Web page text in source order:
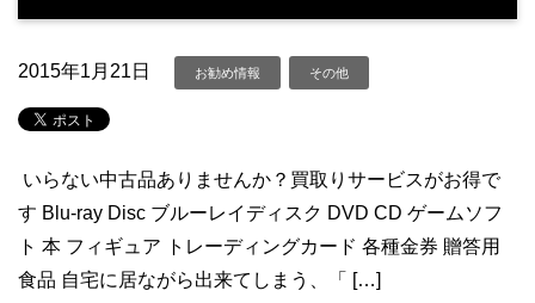
2015年1月21日 お勧め情報 その他
いらない中古品ありませんか？買取りサービスがお得で
す Blu-ray Disc ブルーレイディスク DVD CD ゲームソフ
ト 本 フィギュア トレーディングカード 各種金券 贈答用
食品 自宅に居ながら出来てしまう、「 […]